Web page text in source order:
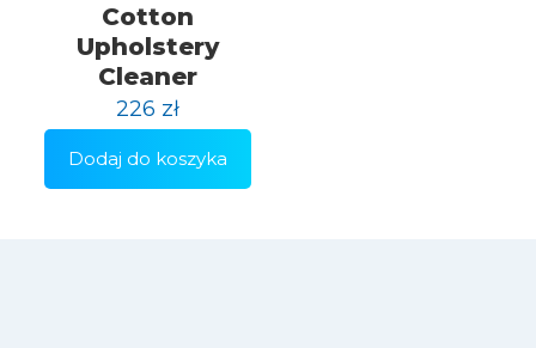
Cotton
Upholstery
Cleaner
226 zł
Dodaj do koszyka